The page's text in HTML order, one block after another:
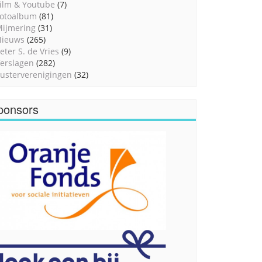
& Youtube (7)
(81)
(31)
(265)
S. de Vries (9)
(282)
(32)